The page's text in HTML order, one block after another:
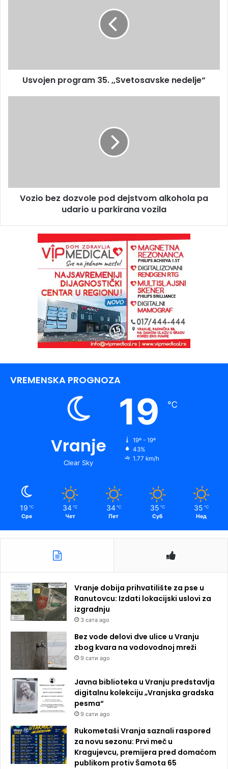
Usvojen program 35. ,,Svetosavske nedelje“
Vozio bez dozvole pod dejstvom alkohola pa
udario u parkirana vozila
VREMENSKA PROGNOZA
Vranje
Clear Sky
19 ℃
19º - 19º
43%
1.77 km/h
19 ℃
Сре
34 ℃
Чет
34 ℃
Пет
35 ℃
Суб
35 ℃
Нед
Vranje dobija prihvatilište za pse u
Ranutovcu: Izdati lokacijski uslovi za
izgradnju
3 сата ago
Bez vode delovi dve ulice u Vranju
zbog kvara na vodovodnoj mreži
9 сати ago
Javna biblioteka u Vranju predstavlja
digitalnu kolekciju „Vranjska gradska
pesma“
9 сати ago
Rukometaši Vranja saznali raspored
za novu sezonu: Prvi meč u
Kragujevcu, premijera pred domaćom
publikom protiv Šamota 65